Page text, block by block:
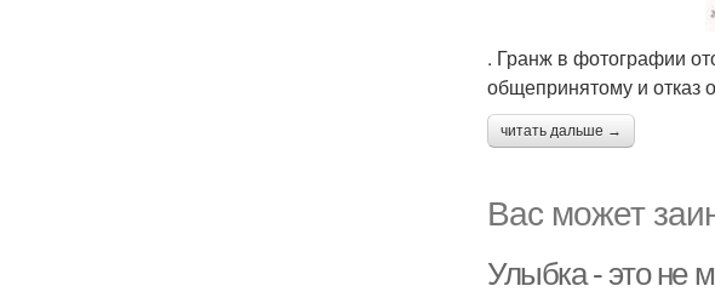
. Гранж в фотографии
общепринятому и отказ
читать дальше →
Вас может
Улыбка - это не